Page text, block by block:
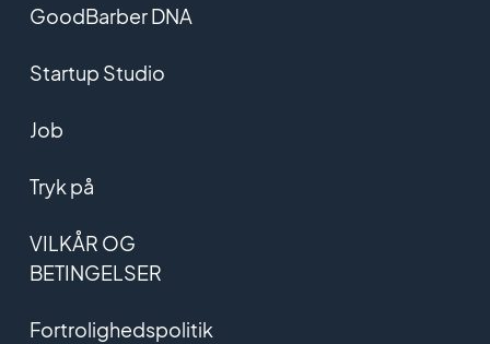
GoodBarber DNA
Startup Studio
Job
Tryk på
VILKÅR OG
BETINGELSER
Fortrolighedspolitik